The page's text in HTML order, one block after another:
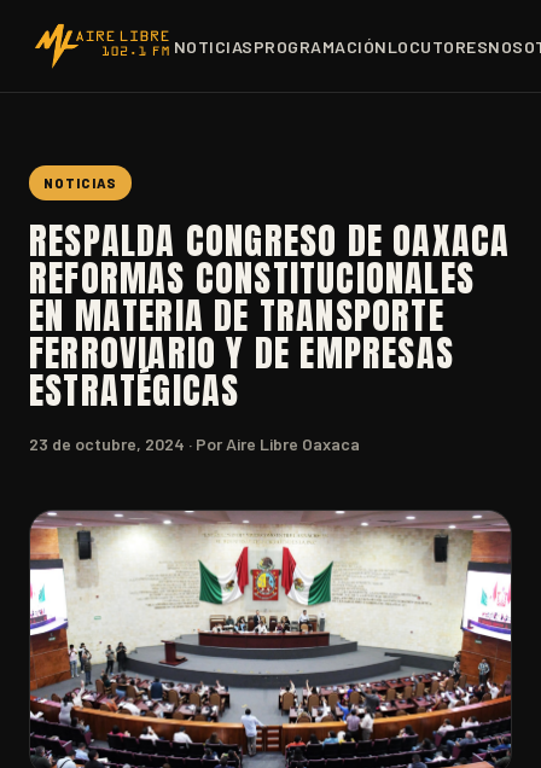
NOTICIASPROGRAMACIÓNLOCUTORES
NOTICIAS
RESPALDA CONGRESO DE OAXACA
REFORMAS CONSTITUCIONALES
EN MATERIA DE TRANSPORTE
FERROVIARIO Y DE EMPRESAS
ESTRATÉGICAS
23 de octubre, 2024 · Por Aire Libre Oaxaca